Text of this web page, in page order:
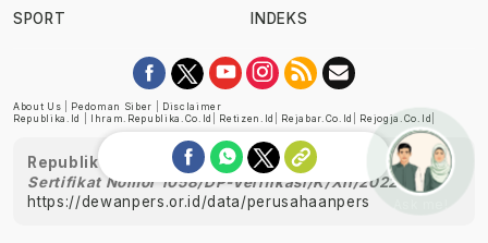
SPORT
INDEKS
About Us Pedoman Siber
Disclaimer
Republika.id
Ihram.republika.co.id Retizen.id Rejabar.co.id Rejogja.co.id
Republika telah diverifikasi oleh Dewan Pers
Sertifikat Nomor 1058/DP-Verifikasi/K/XII/2022
https://dewanpers.or.id/data/perusahaanpers